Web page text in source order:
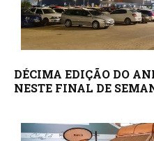
DÉCIMA EDIÇÃO DO
NESTE FINAL DE